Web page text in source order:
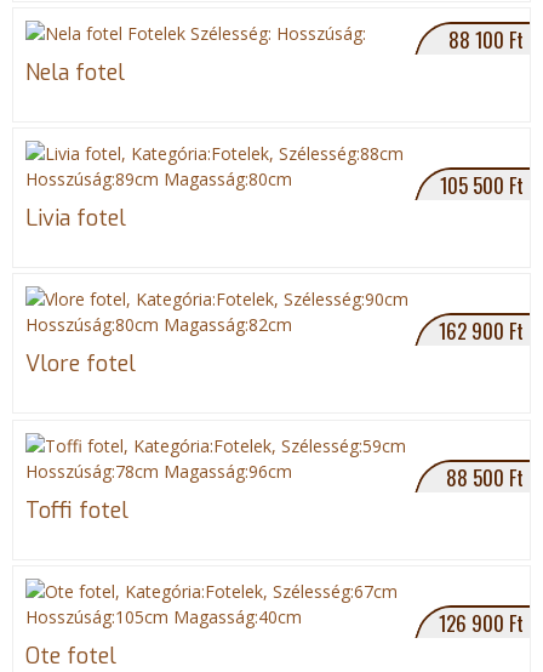
h
e
y
88 100 Ft
Nela fotel
105 500 Ft
Livia fotel
162 900 Ft
Vlore fotel
88 500 Ft
Toffi fotel
126 900 Ft
Ote fotel